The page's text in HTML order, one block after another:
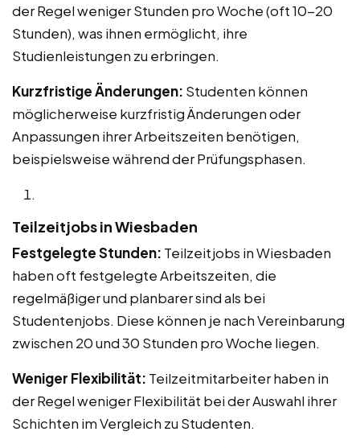
der Regel weniger Stunden pro Woche (oft 10-20
Stunden), was ihnen ermöglicht, ihre
Studienleistungen zu erbringen.
Kurzfristige Änderungen: Studenten können
möglicherweise kurzfristig Änderungen oder
Anpassungen ihrer Arbeitszeiten benötigen,
beispielsweise während der Prüfungsphasen.
Teilzeitjobs in Wiesbaden
Festgelegte Stunden: Teilzeitjobs in Wiesbaden
haben oft festgelegte Arbeitszeiten, die
regelmäßiger und planbarer sind als bei
Studentenjobs. Diese können je nach Vereinbarung
zwischen 20 und 30 Stunden pro Woche liegen.
Weniger Flexibilität: Teilzeitmitarbeiter haben in
der Regel weniger Flexibilität bei der Auswahl ihrer
Schichten im Vergleich zu Studenten.